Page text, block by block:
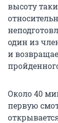
высоту
один из
и
Около 40
первую